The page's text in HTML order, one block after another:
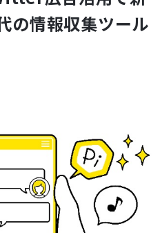
の情報収集ツール